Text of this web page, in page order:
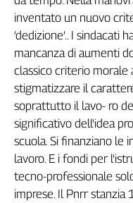
inventato un nuovo
‘dedizione’.. I
mancanza di aumenti
classico criterio morale
stigmatizzare il
soprattutto il lavo- ro
significativo dell'idea
scuola. Si finanziano le
lavoro. E i fondi per
tecno-professionale
imprese. Il Pnrr stanzia